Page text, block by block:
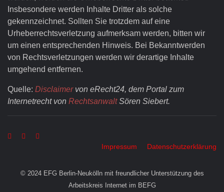
Insbesondere werden Inhalte Dritter als solche
gekennzeichnet. Sollten Sie trotzdem auf eine
Urheberrechtsverletzung aufmerksam werden, bitten wir
um einen entsprechenden Hinweis. Bei Bekanntwerden
von Rechtsverletzungen werden wir derartige Inhalte
umgehend entfernen.
Quelle: Disclaimervon eRecht24, dem Portal zum
Internetrecht von RechtsanwaltSören Siebert.
Impressum Datenschutzerklärung
© 2024 EFG Berlin-Neukölln mit freundlicher Unterstützung des
Arbeitskreis Internet im BEFG